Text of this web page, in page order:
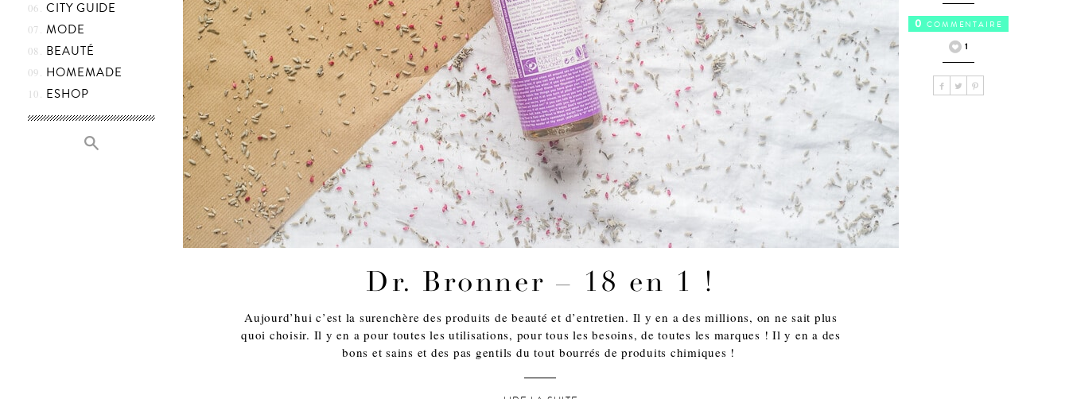
CITY GUIDE
MODE
BEAUTÉ
HOMEMADE
ESHOP
Dr. Bronner – 18 en 1 !
Aujourd’hui c’est la surenchère des produits de beauté et d’entretien. Il y en a des millions, on ne sait plus
quoi choisir. Il y en a pour toutes les utilisations, pour tous les besoins, de toutes les marques ! Il y en a des
bons et sains et des pas gentils du tout bourrés de produits chimiques !
0 COMMENTAIRE
1